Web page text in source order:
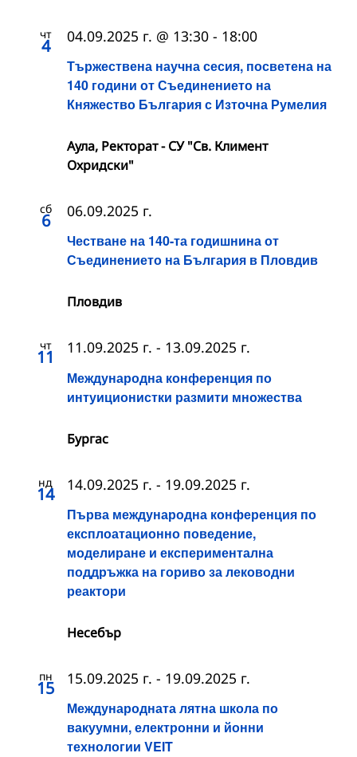
чт
4
Тържествена научна сесия, посветена на
140 години от Съединението на
Княжество България с Източна Румелия
04.09.2025 г. @ 13:30 - 18:00
Аула, Ректорат - СУ "Св. Климент
Охридски"
сб
6
Честване на 140-та годишнина от
Съединението на България в Пловдив
06.09.2025 г.
Пловдив
чт
11
Международна конференция по
интуиционистки размити множества
11.09.2025 г. - 13.09.2025 г.
Бургас
нд
14
Първа международна конференция по
експлоатационно поведение,
моделиране и експериментална
поддръжка на гориво за леководни
реактори
14.09.2025 г. - 19.09.2025 г.
Несебър
пн
15
Международната лятна школа по
вакуумни, електронни и йонни
технологии VEIT
15.09.2025 г. - 19.09.2025 г.